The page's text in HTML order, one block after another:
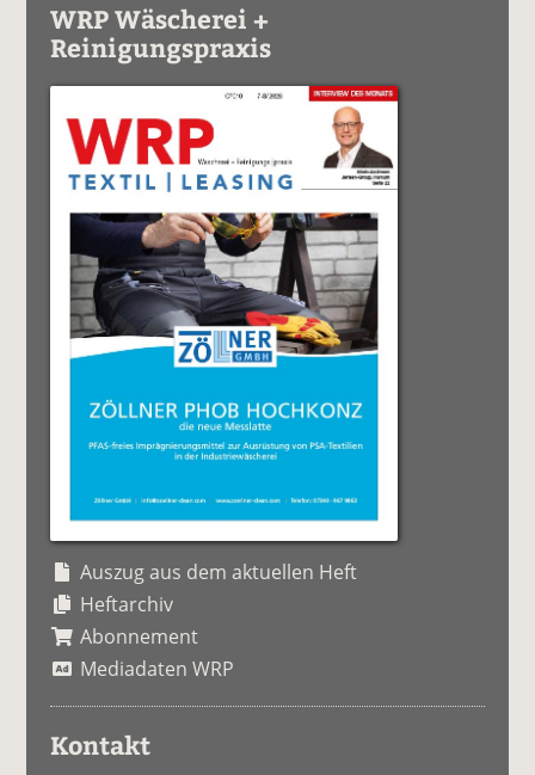
WRP Wäscherei +
Reinigungspraxis
Auszug aus dem aktuellen Heft
Heftarchiv
Abonnement
Mediadaten WRP
Kontakt